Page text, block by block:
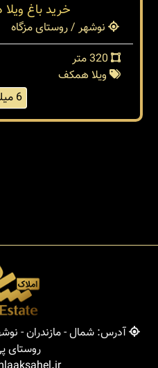
خرید باغ
نوشهر / روستای مزگاه
ویلا همکف
6 میلیارد
آدرس: شمال - مازندران -
روستای